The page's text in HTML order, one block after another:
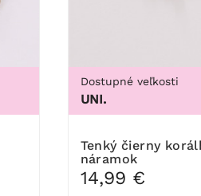
Dostupné veľkosti
UNI.
Tenký čierny korálkový
náramok
14,99 €